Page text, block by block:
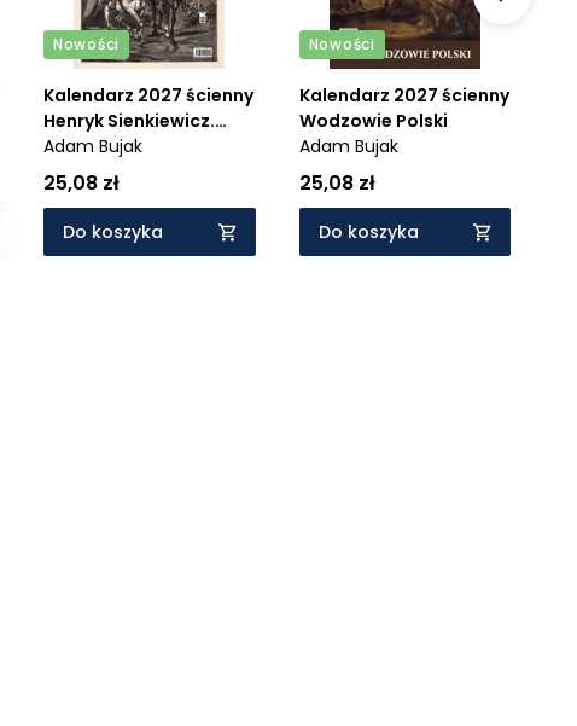
Nowości
Kalendarz 2027 ścienny
Henryk Sienkiewicz.
Trylogia
Adam Bujak
25,08 zł
Do koszyka
Nowości
Kalendarz 2027 ścienny
Wodzowie Polski
Adam Bujak
25,08 zł
Do koszyka